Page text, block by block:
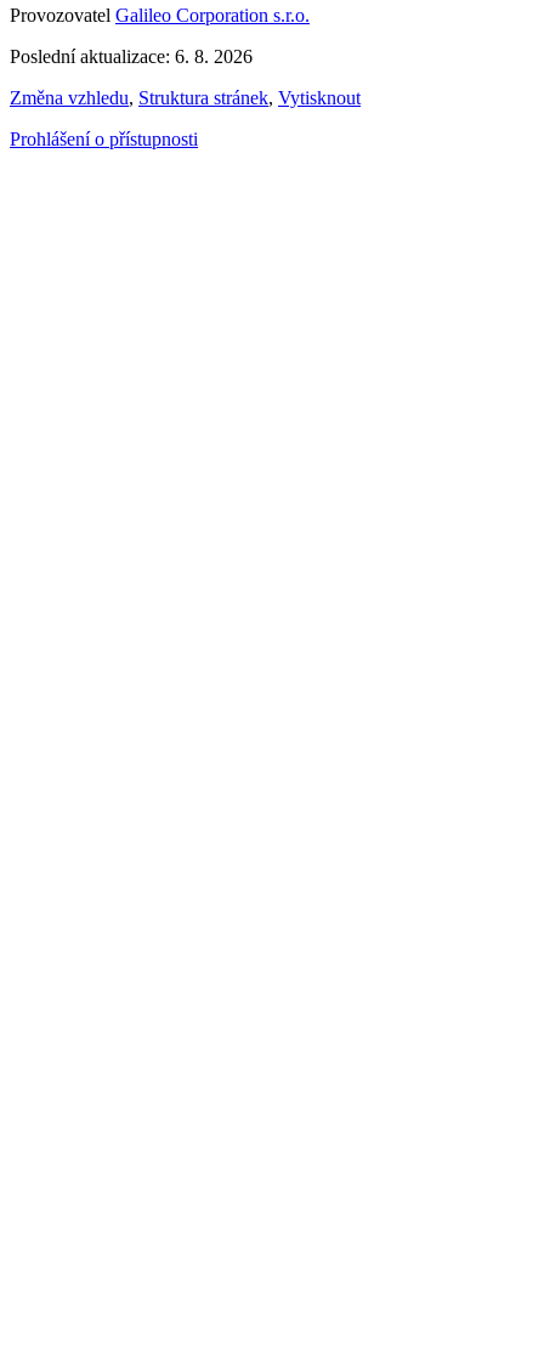
Provozovatel Galileo Corporation s.r.o.
Poslední aktualizace: 6. 8. 2026
Změna vzhledu, Struktura stránek, Vytisknout
Prohlášení o přístupnosti